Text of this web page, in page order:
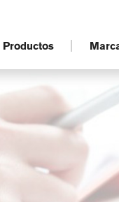
Productos